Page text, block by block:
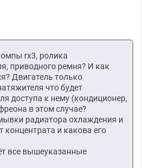
rx3, ролика
приводного ремня? И как
Двигатель только
что будет
доступа к нему (кондиционер,
в этом случае?
радиатора охлаждения и
концентрата и какова его
все вышеуказанные